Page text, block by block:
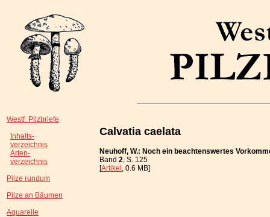
Westf. Pilzbriefe
Inhalts-
verzeichnis
Arten-
verzeichnis
Pilze rundum
Pilze an Bäumen
Aquarelle
Calvatia caelata
Neuhoff, W.: Noch ein beachtenswertes
Band 2, S. 125
[Artikel, 0.6 MB]